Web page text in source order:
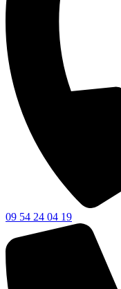
09 54 24 04 19